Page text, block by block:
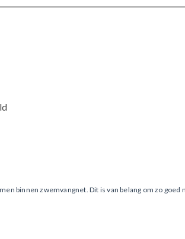
binnen zwemvangnet. Dit is van belang om zo